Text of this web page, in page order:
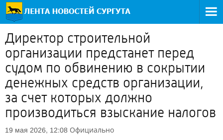
Директор строительной
организации предстанет перед
судом по обвинению в сокрытии
денежных средств организации,
за счет которых должно
производиться взыскание налогов
19 мая 2026, 12:08 Официально